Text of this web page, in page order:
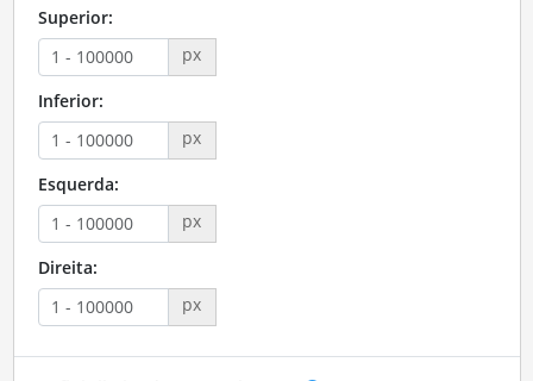
Superior:
px
Inferior:
px
Esquerda:
px
Direita:
px